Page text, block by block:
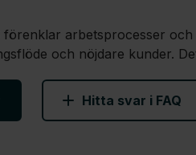
förenklar arbetsprocesser
och nöjdare kunder.
Hitta svar i FAQ